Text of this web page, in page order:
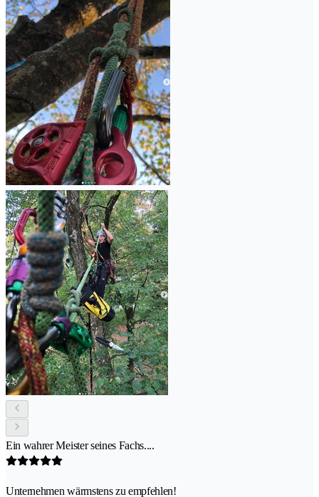
Ein wahrer Meister seines Fachs....
Unternehmen wärmstens zu empfehlen!